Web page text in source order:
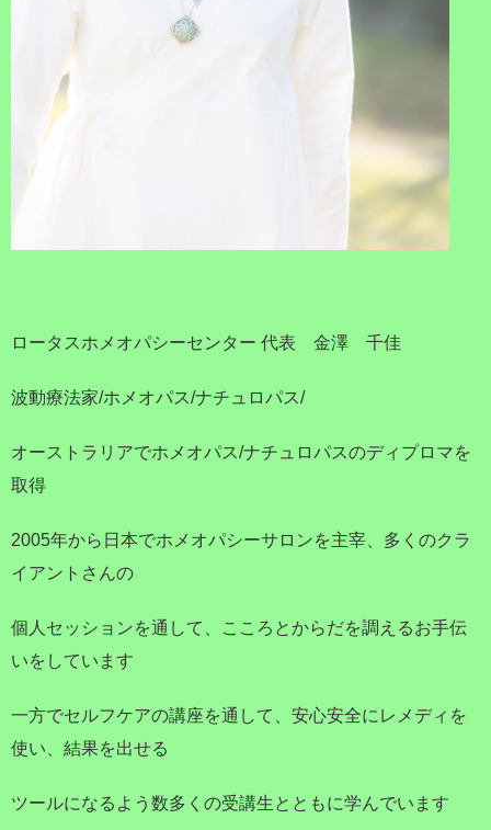
ロータスホメオパシーセンター 代表 金澤 千佳
波動療法家/ホメオパス/ナチュロパス/
オーストラリアでホメオパス/ナチュロパスのディプロマを
取得
2005年から日本でホメオパシーサロンを主宰、多くのクラ
イアントさんの
個人セッションを通して、こころとからだを調えるお手伝
いをしています
一方でセルフケアの講座を通して、安心安全にレメディを
使い、結果を出せる
ツールになるよう数多くの受講生とともに学んでいます